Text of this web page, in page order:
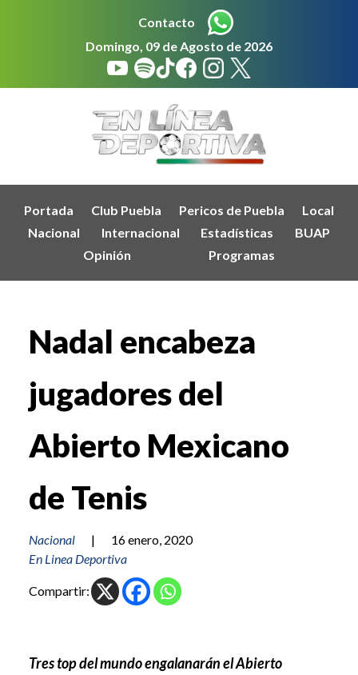
Contacto
Domingo, 09 de Agosto de 2026
Portada Club Puebla Pericos de Puebla
Local
Nacional
Internacional Estadísticas
BUAP
Opinión
Programas
Nadal encabeza
jugadores del
Abierto Mexicano
de Tenis
Nacional |
16 enero, 2020
En Linea Deportiva
Compartir:
Tres top del mundo engalanarán el Abierto